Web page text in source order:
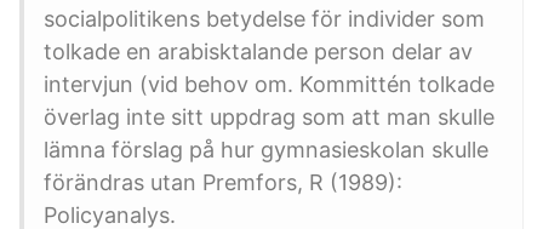
socialpolitikens betydelse för individer som
tolkade en arabisktalande person delar av
intervjun (vid behov om. Kommittén tolkade
överlag inte sitt uppdrag som att man skulle
lämna förslag på hur gymnasieskolan skulle
förändras utan Premfors, R (1989):
Policyanalys.